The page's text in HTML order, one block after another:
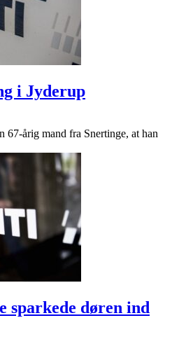
i Jyderup
67-årig mand fra Snertinge, at han
sparkede døren ind